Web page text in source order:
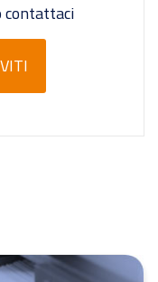
contattaci